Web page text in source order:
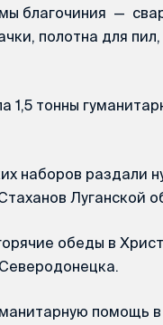
благочиния —
полотна для
1,5 тонны
наборов
Луганской
обеды в
помощь